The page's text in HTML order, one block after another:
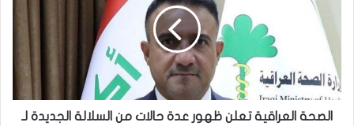
ظهور
عدة
حالات
من
السلالة
الجديدة
الصحة العراقية تعلن ظهور عدة حالات من السلالة الجديدة لـ